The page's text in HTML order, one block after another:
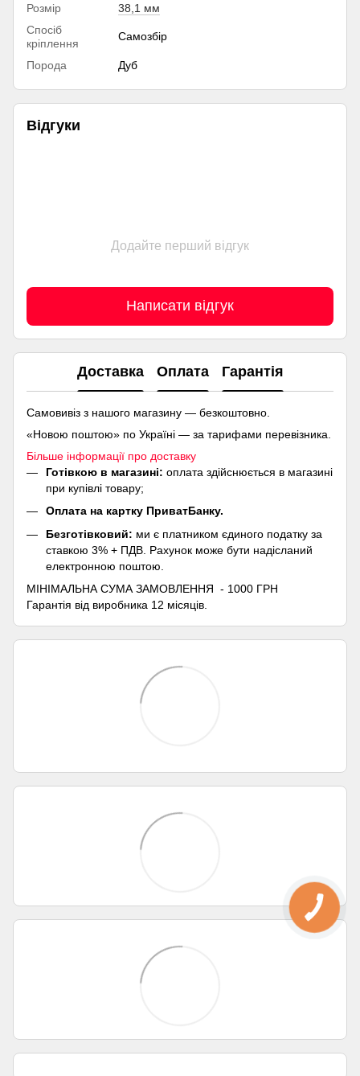
Розмір
38,1 мм
Спосіб
кріплення
Самозбір
Порода Дуб
Відгуки
Додайте перший відгук
Написати відгук
Доставка Оплата Гарантія
Самовивіз з нашого магазину — безкоштовно.
«Новою поштою» по Україні — за тарифами перевізника.
Більше інформації про доставку
Готівкою в магазині: оплата здійснюється в магазині
при купівлі товару;
Оплата на картку ПриватБанку.
Безготівковий: ми є платником єдиного податку за
ставкою 3% + ПДВ. Рахунок може бути надісланий
електронною поштою.
МІНІМАЛЬНА СУМА ЗАМОВЛЕННЯ - 1000 ГРН
Гарантія від виробника 12 місяців.